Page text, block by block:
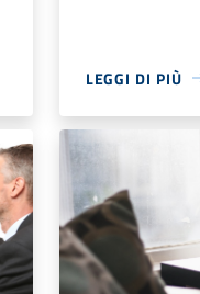
LEGGI DI PIÙ